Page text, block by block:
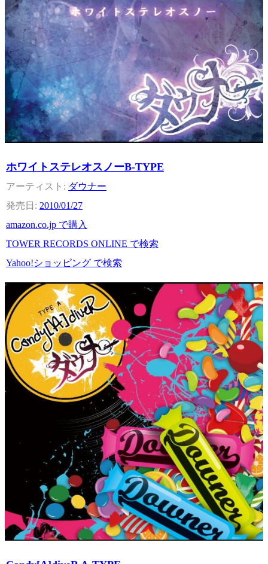
ホワイトステレオスノーB-TYPE
ダウナー
2010/01/27
amazon.co.jp で購入
TOWER RECORDS ONLINE で検索
Yahoo!ショッピング で検索